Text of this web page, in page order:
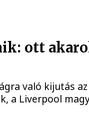
ott
való kijutás
a Liverpool